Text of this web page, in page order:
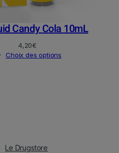
Candy Cola 10mL
4,20€
Choix des options
Le Drugstore